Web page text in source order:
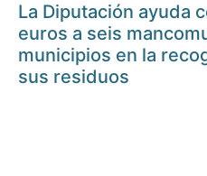
La Diputación ayuda
euros a seis
municipios en la
sus residuos